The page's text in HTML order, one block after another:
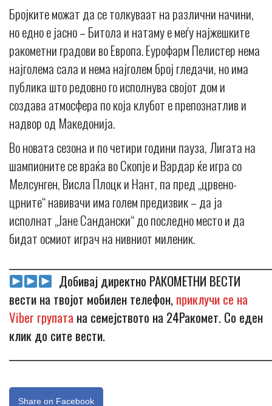
Бројките можат да се толкуваат на различни начини,
но едно е јасно – Битола и натаму е меѓу најжешките
ракометни градови во Европа. Еурофарм Пелистер нема
најголема сала и нема најголем број гледачи, но има
публика што редовно го исполнува својот дом и
создава атмосфера по која клубот е препознатлив и
надвор од Македонија.
Во новата сезона и по четири години пауза, Лигата на
шампионите се враќа во Скопје и Вардар ќе игра со
Мелсунген, Висла Плоцк и Нант, па пред „црвено-
црните“ навивачи има голем предизвик – да ја
исполнат „Јане Сандански“ до последно место и да
бидат осмиот играч на нивниот миленик.
Добивај директно РАКОМЕТНИ ВЕСТИ
вести на твојот мобилен телефон,приклучи се на
Viber групата на семејството на 24Ракомет. Со еден
клик до сите вести.
Share on Facebook